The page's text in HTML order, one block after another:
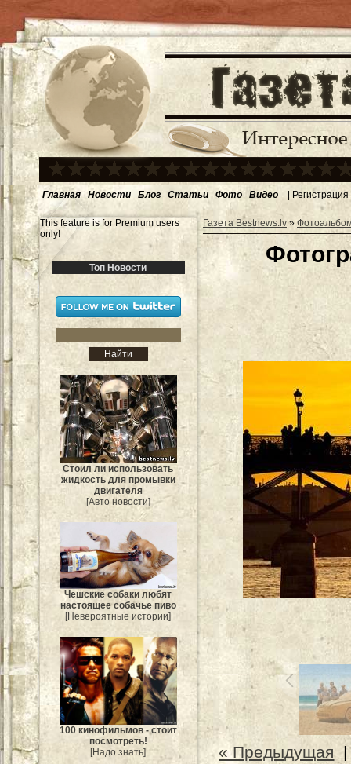
Главная Новости Блог Статьи Фото Видео | Регистрация
This feature is for Premium users
only!
Топ Новости
Стоил ли использовать
жидкость для промывки
двигателя
[Авто новости]
Чешские собаки любят
настоящее собачье пиво
[Невероятные истории]
100 кинофильмов - стоит
посмотреть!
[Надо знать]
Газета Bestnews.lv»
« Предыдущая